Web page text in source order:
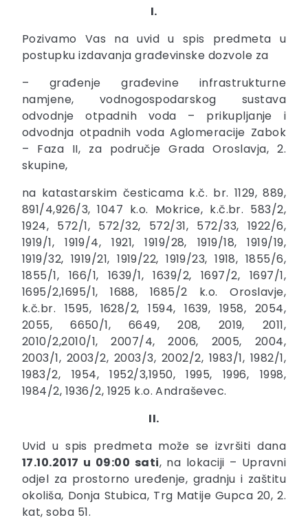
I.
Pozivamo Vas na uvid u spis predmeta u
postupku izdavanja građevinske dozvole za
– građenje građevine infrastrukturne
namjene, vodnogospodarskog sustava
odvodnje otpadnih voda – prikupljanje i
odvodnja otpadnih voda Aglomeracije Zabok
– Faza II, za područje Grada Oroslavja, 2.
skupine,
na katastarskim česticama k.č. br. 1129, 889,
891/4,926/3, 1047 k.o. Mokrice, k.č.br. 583/2,
1924, 572/1, 572/32, 572/31, 572/33, 1922/6,
1919/1, 1919/4, 1921, 1919/28, 1919/18, 1919/19,
1919/32, 1919/21, 1919/22, 1919/23, 1918, 1855/6,
1855/1, 166/1, 1639/1, 1639/2, 1697/2, 1697/1,
1695/2,1695/1, 1688, 1685/2 k.o. Oroslavje,
k.č.br. 1595, 1628/2, 1594, 1639, 1958, 2054,
2055, 6650/1, 6649, 208, 2019, 2011,
2010/2,2010/1, 2007/4, 2006, 2005, 2004,
2003/1, 2003/2, 2003/3, 2002/2, 1983/1, 1982/1,
1983/2, 1954, 1952/3,1950, 1995, 1996, 1998,
1984/2, 1936/2, 1925 k.o. Andraševec.
II.
Uvid u spis predmeta može se izvršiti dana
17.10.2017 u 09:00 sati, na lokaciji – Upravni
odjel za prostorno uređenje, gradnju i zaštitu
okoliša, Donja Stubica, Trg Matije Gupca 20, 2.
kat, soba 51.